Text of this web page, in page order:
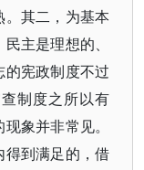
其二，为基本
主是理想的、
宪政制度不过
制度之所以有
象并非常见。
到满足的，借